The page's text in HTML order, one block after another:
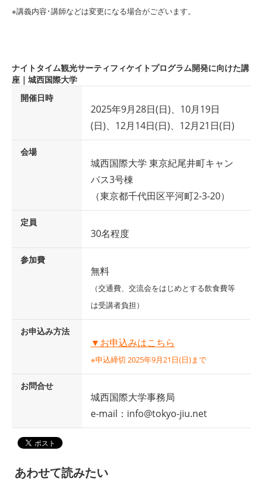
※講義内容･講師などは変更になる場合がございます。
ナイトタイム観光サーティフィケイトプログラム開発に向けた講
座｜城西国際大学
開催日時
2025年9月28日(日)、10月19日
(日)、12月14日(日)、12月21日(日)
会場
城西国際大学 東京紀尾井町キャン
パス3号棟
（東京都千代田区平河町2-3-20）
定員
30名程度
参加費
無料
（交通費、交流会をはじめとする飲食費等
は受講者負担）
お申込み方法
▼お申込みはこちら
※申込締切 2025年9月21日(日)まで
お問合せ
城西国際大学事務局
e-mail：info@tokyo-jiu.net
あわせて読みたい